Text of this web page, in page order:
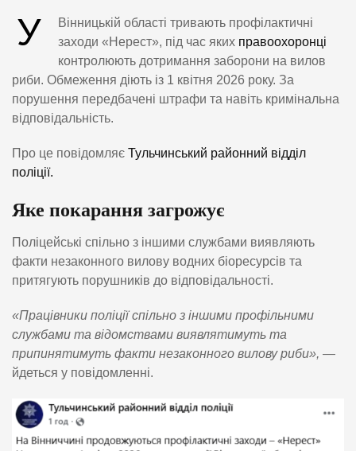
У
Вінницькій області тривають профілактичні
заходи «Нерест», під час яких правоохоронці
контролюють дотримання заборони на вилов
риби. Обмеження діють із 1 квітня 2026 року. За
порушення передбачені штрафи та навіть кримінальна
відповідальність.
Про це повідомляє Тульчинський районний відділ
поліції.
Яке покарання загрожує
Поліцейські спільно з іншими службами виявляють
факти незаконного вилову водних біоресурсів та
притягують порушників до відповідальності.
«Працівники поліції спільно з іншими профільними
службами та відомствами виявлятимуть та
припинятимуть факти незаконного вилову риби», —
йдеться у повідомленні.